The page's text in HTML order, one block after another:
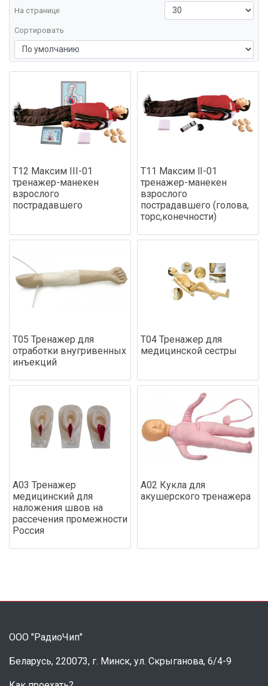
На странице
Сортировать
Т12 Максим III-01
тренажер-манекен
взрослого
пострадавшего
Т11 Максим lI-01
тренажер-манекен
взрослого
пострадавшего (голова,
торс,конечности)
Т05 Тренажер для
отработки внугривенных
инъекций
Т04 Тренажер для
медицинской сестры
А03 Тренажер
медицинский для
наложения швов на
рассечения промежности
Россия
А02 Кукла для
акушерского тренажера
ООО "РадиоЧип"
Беларусь, 220073, г. Минск, ул. Скрыганова, 6/4-9